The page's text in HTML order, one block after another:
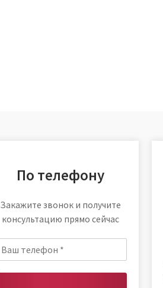
По телефону
Закажите звонок и получите
консультацию прямо сейчас